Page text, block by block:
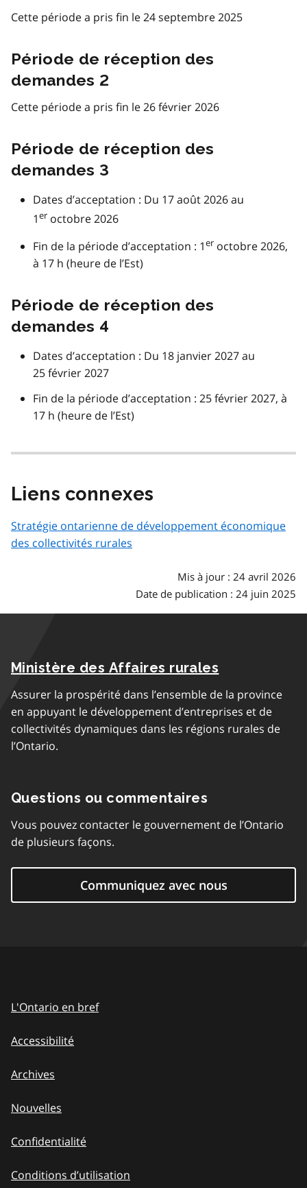
Cette période a pris fin le 24 septembre 2025
Période de réception des
demandes 2
Cette période a pris fin le 26 février 2026
Période de réception des
demandes 3
Dates d’acceptation : Du 17 août 2026 au
1er octobre 2026
Fin de la période d’acceptation : 1er octobre 2026,
à 17 h (heure de l’Est)
Période de réception des
demandes 4
Dates d’acceptation : Du 18 janvier 2027 au
25 février 2027
Fin de la période d’acceptation : 25 février 2027, à
17 h (heure de l’Est)
Liens connexes
Stratégie ontarienne de développement économique
des collectivités rurales
Mis à jour : 24 avril 2026
Date de publication : 24 juin 2025
Ministère des Affaires rurales
Assurer la prospérité dans l’ensemble de la province
en appuyant le développement d’entreprises et de
collectivités dynamiques dans les régions rurales de
l’Ontario.
Questions ou commentaires
Vous pouvez contacter le gouvernement de l’Ontario
de plusieurs façons.
Communiquez avec nous
L'Ontario en bref
Accessibilité
Archives
Nouvelles
Confidentialité
Conditions d’utilisation